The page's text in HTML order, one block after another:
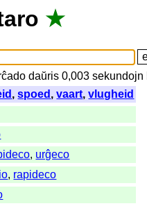
★
daŭris 0,003sekundojn
,spoed ,vaart,vlugheid
, urĝeco
, rapideco